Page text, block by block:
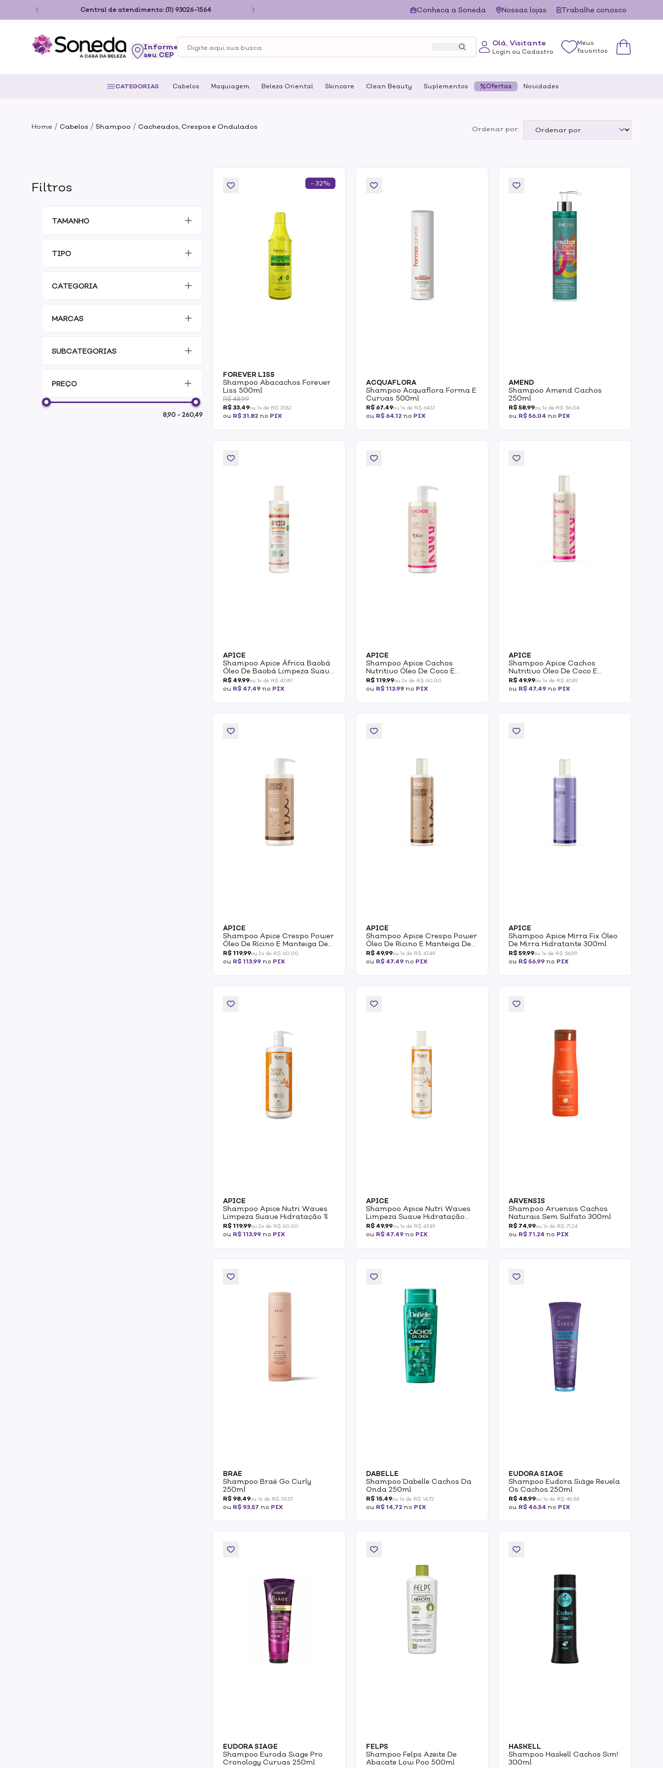
Central de atendimento: (11) 93026-1564 Conheca a Soneda Nossas lojas Trabalhe conosco
seu CEP
Olá, Visitante
Login ou Cadastro
Meus
favoritos
CATEGORIAS Cabelos Maquiagem Beleza Oriental Skincare Clean Beauty Suplementos Ofertas Novidades
Home / Cabelos / Shampoo / Cacheados, Crespos e Ondulados Ordenar por:
Filtros
TAMANHO
TIPO
CATEGORIA
MARCAS
SUBCATEGORIAS
PREÇO
8,90 - 260,49
FOREVER LISS
Shampoo Abacachos Forever
Liss 500ml
R$ 48,99
R$ 33,49ou 1x de R$ 31,82
ou R$ 31,82 no PIX
- 32%
ACQUAFLORA
Shampoo Acquaflora Forma E
Curvas 500ml
R$ 67,49ou 1x de R$ 64,12
ou R$ 64,12no PIX
AMEND
Shampoo Amend Cachos
250ml
R$ 58,99ou 1x de R$ 56,04
ou R$ 56,04 no PIX
APICE
Shampoo Apice África Baobá
Óleo De Baobá Limpeza Suave
Restaurador 300ml
R$ 49,99ou 1x de R$ 47,49
ou R$ 47,49 no PIX
APICE
Shampoo Apice Cachos
Nutritivo Óleo De Coco E
Manteiga De Karité 1L
R$ 119,99ou 2x de R$ 60,00
ou R$ 113,99no PIX
APICE
Shampoo Apice Cachos
Nutritivo Óleo De Coco E
Manteiga De Karité 300ml
R$ 49,99ou 1x de R$ 47,49
ou R$ 47,49 no PIX
APICE
Shampoo Apice Crespo Power
Óleo De Rícino E Manteiga De
Karité Hidratação Intensa 1L
R$ 119,99ou 2x de R$ 60,00
ou R$ 113,99 no PIX
APICE
Shampoo Apice Crespo Power
Óleo De Rícino E Manteiga De
Karité Hidratação Intensa
300ml
R$ 49,99ou 1x de R$ 47,49
ou R$ 47,49no PIX
APICE
Shampoo Apice Mirra Fix Óleo
De Mirra Hidratante 300ml
R$ 59,99ou 1x de R$ 56,99
ou R$ 56,99 no PIX
APICE
Shampoo Apice Nutri Waves
Limpeza Suave Hidratação 1l
R$ 119,99ou 2x de R$ 60,00
ou R$ 113,99 no PIX
APICE
Shampoo Apice Nutri Waves
Limpeza Suave Hidratação
300ml
R$ 49,99ou 1x de R$ 47,49
ou R$ 47,49no PIX
ARVENSIS
Shampoo Arvensis Cachos
Naturais Sem Sulfato 300ml
R$ 74,99ou 1x de R$ 71,24
ou R$ 71,24 no PIX
BRAE
Shampoo Braé Go Curly
250ml
R$ 98,49ou 1x de R$ 93,57
ou R$ 93,57 no PIX
DABELLE
Shampoo Dabelle Cachos Da
Onda 250ml
R$ 15,49ou 1x de R$ 14,72
ou R$ 14,72no PIX
EUDORA SIAGE
Shampoo Eudora Siàge Revela
Os Cachos 250ml
R$ 48,99ou 1x de R$ 46,54
ou R$ 46,54 no PIX
EUDORA SIAGE
Shampoo Euroda Siage Pro
Cronology Curvas 250ml
FELPS
Shampoo Felps Azeite De
Abacate Low Poo 500ml
HASKELL
Shampoo Haskell Cachos Sim!
300ml